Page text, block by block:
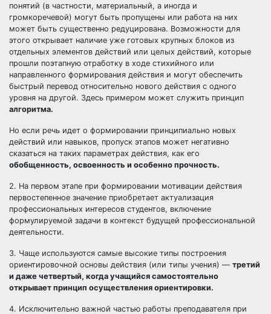
понятий (в частности, материальный, а иногда и
громкоречевой) могут быть пропущены или работа на них
может быть существенно редуцирована. Возможности для
этого открывает наличие уже готовых крупных блоков из
отдельных элементов действий или целых действий, которые
прошли поэтапную отработку в ходе стихийного или
направленного формирования действия и могут обеспечить
быстрый перевод относительно нового действия с одного
уровня на другой. Здесь примером может служить принцип
алгоритма.
Но если речь идет о формировании принципиально новых
действий или навыков, пропуск этапов может негативно
сказаться на таких параметрах действия, как его
обобщенность, освоенность и особенно прочность.
2. На первом этапе при формировании мотивации действия
первостепенное значение приобретает актуализация
профессиональных интересов студентов, включение
формулируемой задачи в контекст будущей профессиональной
деятельности.
3. Чаще используются самые высокие типы построения
ориентировочной основы действия (или типы учения) — третий
и даже четвертый, когда учащийся самостоятельно
открывает принцип осуществления ориентировки.
4. Исключительно важной частью работы преподавателя при